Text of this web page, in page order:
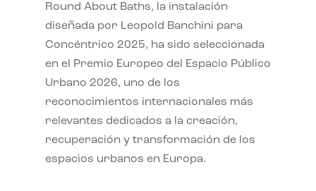
Round About Baths, la instalación
diseñada por Leopold Banchini para
Concéntrico 2025, ha sido seleccionada
en el Premio Europeo del Espacio Público
Urbano 2026, uno de los
reconocimientos internacionales más
relevantes dedicados a la creación,
recuperación y transformación de los
espacios urbanos en Europa.